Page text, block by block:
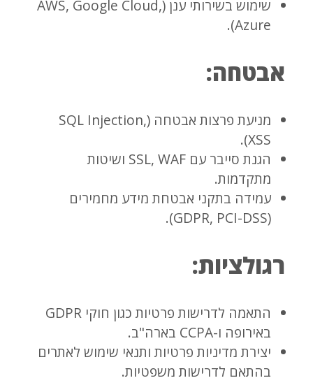
שימוש בשירותי ענן (AWS, Google Cloud,
Azure).
אבטחה:
מניעת פרצות אבטחה (SQL Injection,
XSS).
הגנת סייבר עם SSL, WAF ושיטות
מתקדמות.
עמידה בתקני אבטחת מידע מחמירים
(GDPR, PCI-DSS).
רגולציות:
התאמה לדרישות פרטיות כגון חוקי GDPR
באירופה ו-CCPA בארה"ב.
יצירת מדיניות פרטיות ותנאי שימוש לאתרים
בהתאם לדרישות משפטיות.